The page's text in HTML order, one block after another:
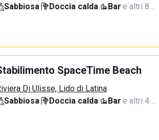
Sabbiosa· Doccia calda· Bar·e altri 8…
SpaceTime Beach
Di Ulisse, Lido di Latina
Sabbiosa· Doccia calda· Bar·e altri 4…